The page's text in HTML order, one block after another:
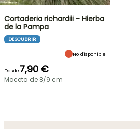
Cortaderia richardiii - Hierba
de la Pampa
DESCUBRIR
No disponible
Desde7,90 €
Maceta de 8/9 cm